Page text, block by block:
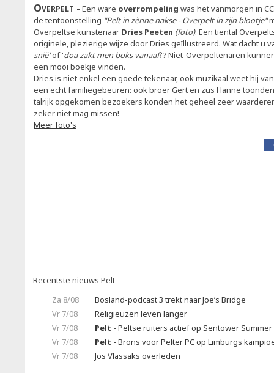
Overpelt Een ware overrompeling was het vanmorgen in
de tentoonstelling "Pelt in zènne nakse - Overpelt in zijn blootje"
Overpeltse kunstenaar Dries Peeten (foto). Een tiental
originele, plezierige wijze door Dries geïllustreerd. Wat dacht u
snië'of 'doa zakt men boks vanaaf!'? Niet-Overpeltenaren
een mooi boekje vinden.
Dries is niet enkel een goede tekenaar, ook muzikaal weet hij
een echt familiegebeuren: ook broer Gert en zus Hanne
talrijk opgekomen bezoekers konden het geheel zeer
zeker niet mag missen!
Meer foto's
Recentste nieuws Pelt
Za 8/08
Bosland-podcast 3 trekt naar Joe’s Bridge
Vr 7/08
Religieuzen leven langer
Vr 7/08
Pelt - Peltse ruiters actief op Sentower Summer
Vr 7/08
Pelt - Brons voor Pelter PC op Limburgs
Vr 7/08
Jos Vlassaks overleden